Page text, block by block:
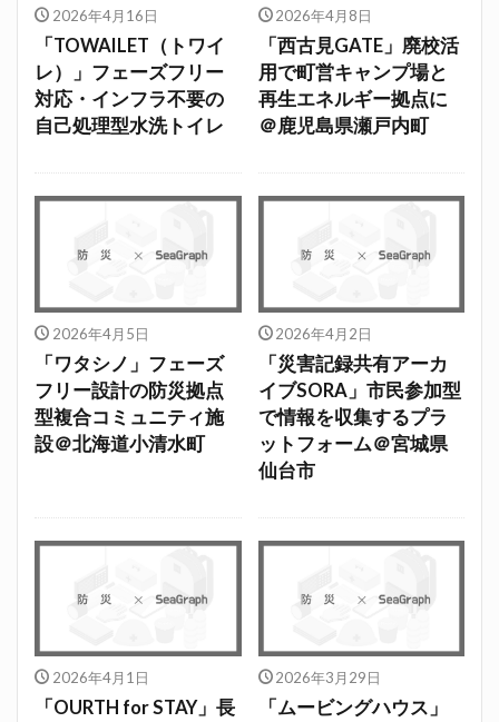
2026年4月16日
「TOWAILET（トワイ
レ）」フェーズフリー
対応・インフラ不要の
自己処理型水洗トイレ
2026年4月8日
「西古見GATE」廃校活
用で町営キャンプ場と
再生エネルギー拠点に
＠鹿児島県瀬戸内町
2026年4月5日
「ワタシノ」フェーズ
フリー設計の防災拠点
型複合コミュニティ施
設＠北海道小清水町
2026年4月2日
「災害記録共有アーカ
イブSORA」市民参加型
で情報を収集するプラ
ットフォーム＠宮城県
仙台市
2026年4月1日
「OURTH for STAY」長
2026年3月29日
「ムービングハウス」